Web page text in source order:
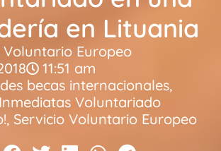
en Lituania
Voluntario Europeo
11:51 am
becas internacionales,
Voluntariado
, Servicio Voluntario Europeo